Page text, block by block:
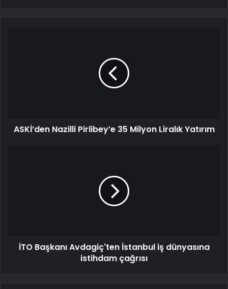
ASKİ’den Nazilli Pirlibey’e 35 Milyon Liralık Yatırım
İTO Başkanı Avdagiç'ten İstanbul iş dünyasına
istihdam çağrısı